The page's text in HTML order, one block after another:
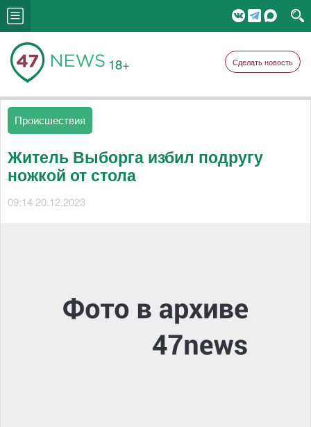
18+ Сделать новость
Происшествия
Житель Выборга избил подругу
ножкой от стола
09:14 20.12.2023